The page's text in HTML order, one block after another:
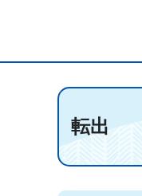
転出